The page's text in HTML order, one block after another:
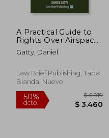
50%
dcto.
$
A Practical Guide to
Rights Over Airspace
and Subsoil - Second
Edition (en Inglés)
Gatty, Daniel
Law Brief Publishing, Tapa
Blanda, Nuevo